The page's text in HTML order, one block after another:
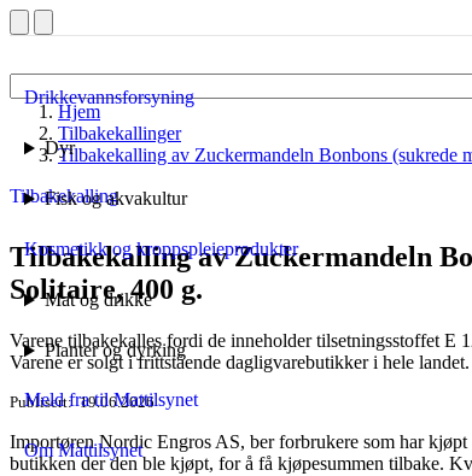
Drikkevannsforsyning
Dyr
Fisk og akvakultur
Kosmetikk og kroppspleieprodukter
Mat og drikke
Planter og dyrking
Meld fra til Mattilsynet
Om Mattilsynet
Hjem
Tilbakekallinger
Tilbakekalling av Zuckermandeln Bonbons (sukrede
Tilbakekalling
Tilbakekalling av Zuckermandeln
Solitaire, 400 g.
Varene tilbakekalles fordi de inneholder tilsetningsstoffet E
Varene er solgt i frittstående dagligvarebutikker i hele
Publisert 19.06.2026
Importøren Nordic Engros AS, ber forbrukere som har
butikken der den ble kjøpt, for å få kjøpesummen tilbake.